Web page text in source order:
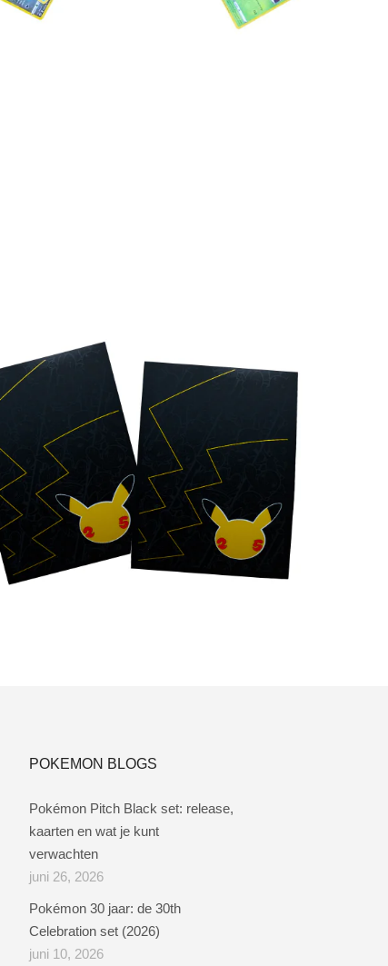
€5.00
POKEMON BLOGS
Pokémon Pitch Black set: release,
kaarten en wat je kunt
verwachten
juni 26, 2026
Pokémon 30 jaar: de 30th
Celebration set (2026)
juni 10, 2026